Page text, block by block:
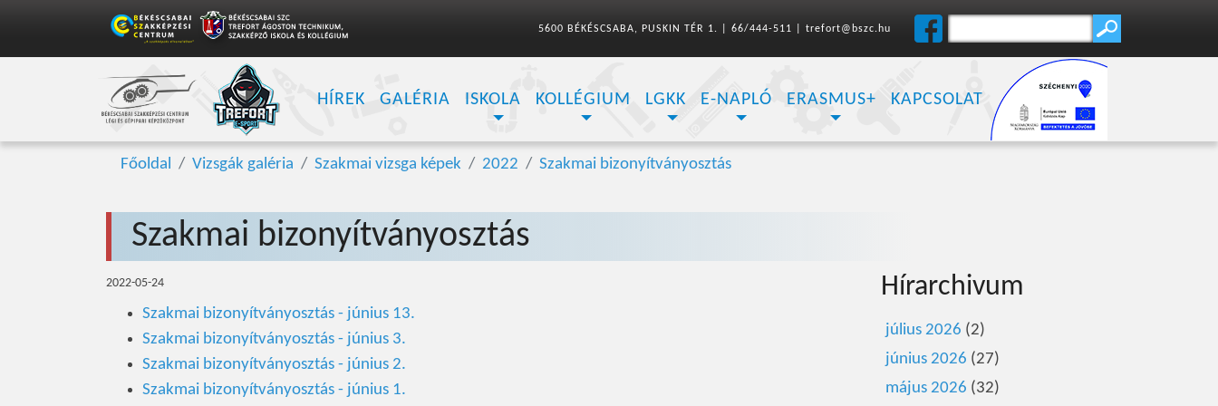
5600 BÉKÉSCSABA, PUSKIN TÉR 1. 66/444-511 trefort@bszc.hu
HÍREK GALÉRIA ISKOLA KOLLÉGIUM LGKK E-NAPLÓ ERASMUS+ KAPCSOLAT
Főoldal Vizsgák galéria Szakmai vizsga képek 2022 Szakmai bizonyítványosztás
Szakmai bizonyítványosztás
2022-05-24
Szakmai bizonyítványosztás - június 13.
Szakmai bizonyítványosztás - június 3.
Szakmai bizonyítványosztás - június 2.
Szakmai bizonyítványosztás - június 1.
Hírarchivum
július 2026 (2)
június 2026 (27)
május 2026 (32)